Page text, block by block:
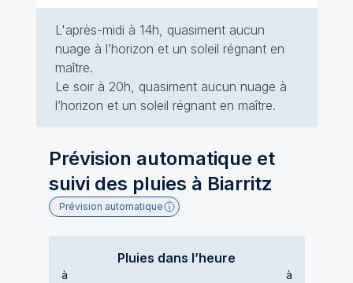
L'après-midi à 14h, quasiment aucun
nuage à l’horizon et un soleil régnant en
maître.
Le soir à 20h, quasiment aucun nuage à
l’horizon et un soleil régnant en maître.
Prévision automatique et
suivi des pluies à Biarritz
Prévision automatique
Pluies dans l’heure
à à